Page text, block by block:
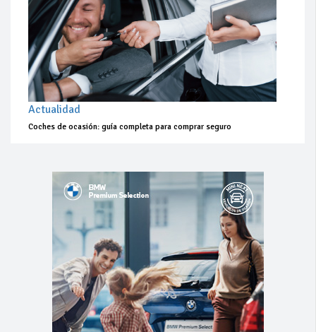
Actualidad
Coches de ocasión: guía completa para comprar seguro